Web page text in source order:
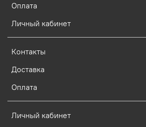
Оплата
Личный кабинет
Контакты
Доставка
Оплата
Личный кабинет